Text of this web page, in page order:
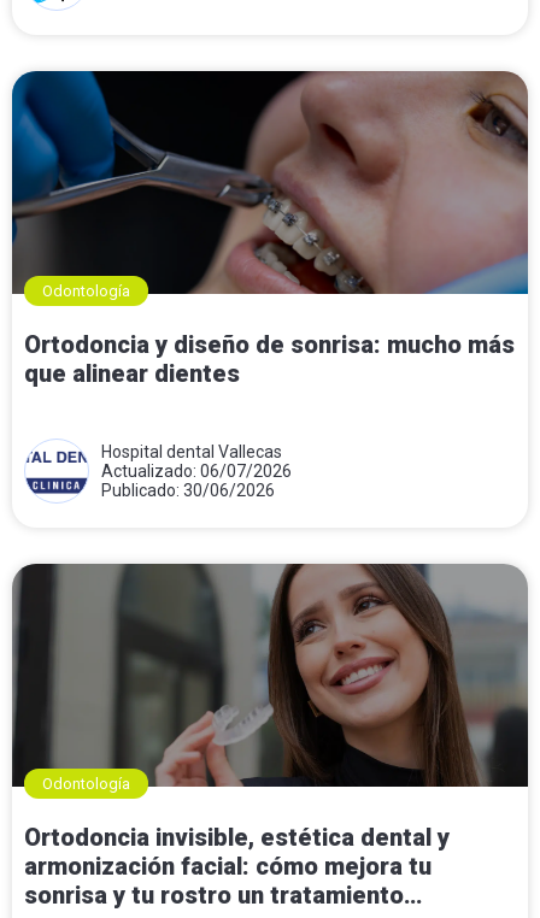
Odontología
Ortodoncia y diseño de sonrisa: mucho más
que alinear dientes
Hospital dental Vallecas
Actualizado: 06/07/2026
Publicado: 30/06/2026
Odontología
Ortodoncia invisible, estética dental y
armonización facial: cómo mejora tu
sonrisa y tu rostro un tratamiento